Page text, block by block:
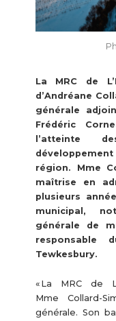
La MRC de
d’Andréane
générale
Frédéric
l’atteinte
région. Mme
maîtrise en
plusieurs
municipal,
générale de
responsable
Tewkesbury.
« La MRC de
Mme Collard-
générale. Son